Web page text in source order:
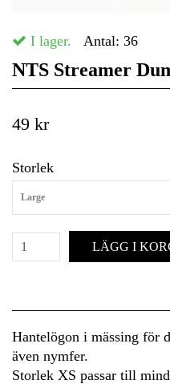
I lager. Antal: 36
NTS Streamer
49 kr
Storlek
Large
LÄGG I
Hantelögon i mässing för
även nymfer.
Storlek XS passar till